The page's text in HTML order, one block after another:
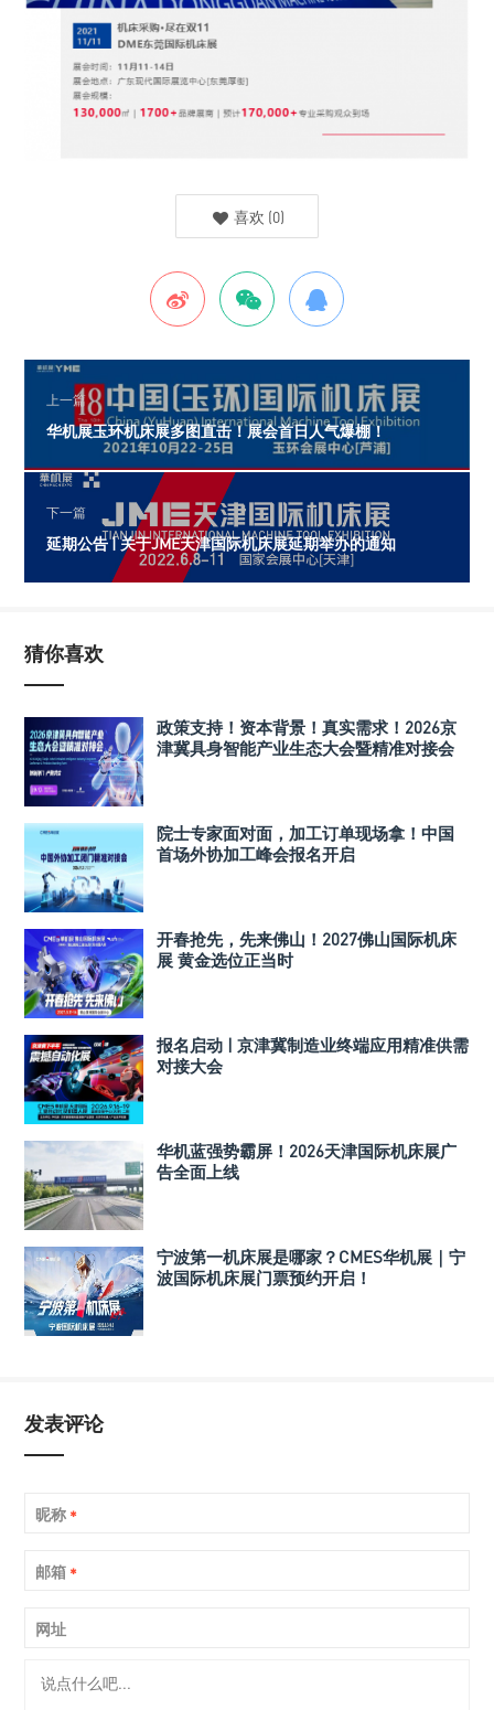
喜欢 (0)
上一篇
华机展玉环机床展多图直击！展会首日人气爆棚！
下一篇
延期公告 | 关于JME天津国际机床展延期举办的通知
猜你喜欢
政策支持！资本背景！真实需求！2026京
津冀具身智能产业生态大会暨精准对接会
院士专家面对面，加工订单现场拿！中国
首场外协加工峰会报名开启
开春抢先，先来佛山！2027佛山国际机床
展 黄金选位正当时
报名启动 | 京津冀制造业终端应用精准供需
对接大会
华机蓝强势霸屏！2026天津国际机床展广
告全面上线
宁波第一机床展是哪家？CMES华机展｜宁
波国际机床展门票预约开启！
发表评论
昵称 *
邮箱 *
网址